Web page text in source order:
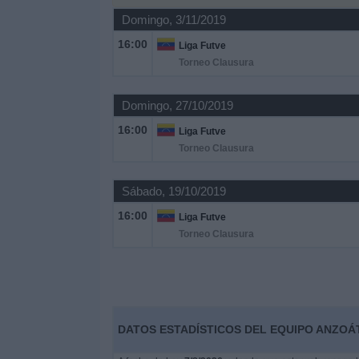
Domingo, 3/11/2019
16:00
Liga Futve
Torneo Clausura
Domingo, 27/10/2019
16:00
Liga Futve
Torneo Clausura
Sábado, 19/10/2019
16:00
Liga Futve
Torneo Clausura
DATOS ESTADÍSTICOS DEL EQUIPO